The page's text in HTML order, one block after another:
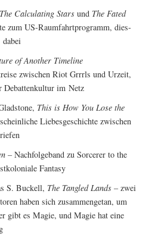
The Cal­cu­la­ting Starsund The Fated
zum US-Raum­fahrt­pro­gramm, dies­
of Ano­ther Time­line
zwi­schen Riot Grrrls und Urzeit,
Debat­ten­kul­tur im Netz
This is How You Lose the
Lie­bes­ge­schich­te zwi­schen
– Nach­fol­ge­band zu Sorce­rer to the
Fantasy
S. Buckell, The Tan­gled Lands– zwei
haben sich zusam­men­ge­tan, um
gibt es Magie, und Magie hat eine